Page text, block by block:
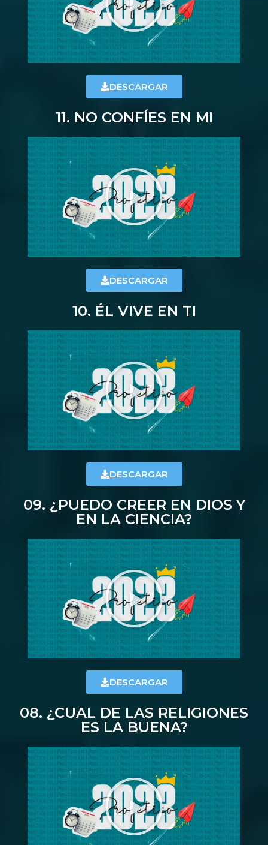
DESCARGAR
11. NO CONFÍES EN MI
DESCARGAR
10. ÉL VIVE EN TI
DESCARGAR
09. ¿PUEDO CREER EN DIOS Y
EN LA CIENCIA?
DESCARGAR
08. ¿CUAL DE LAS RELIGIONES
ES LA BUENA?